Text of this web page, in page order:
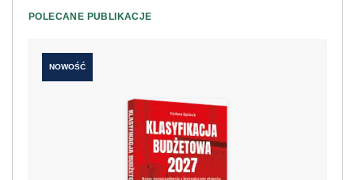
POLECANE PUBLIKACJE
NOWOŚĆ